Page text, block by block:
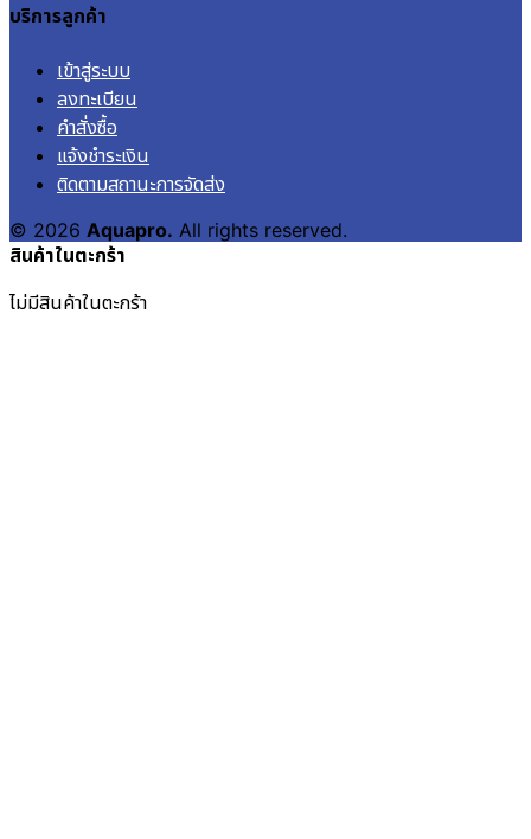
บริการลูกค้า
เข้าสู่ระบบ
ลงทะเบียน
คำสั่งซื้อ
แจ้งชำระเงิน
ติดตามสถานะการจัดส่ง
© 2026 Aquapro. All rights reserved.
สินค้าในตะกร้า
ไม่มีสินค้าในตะกร้า